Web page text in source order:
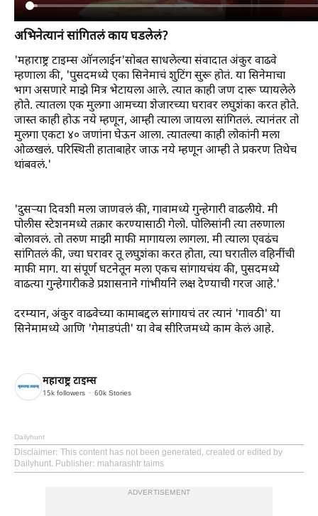
अभिनेत्यानं सांगितलं काय घडलेलं?
'महाराष्ट्र टाइम्स ऑनलाईन'सोबत साधलेल्या संवादात अंकुर वाढवे
म्हणाला की, 'पुसदमध्ये एका सिनेमाचं शुटिंग सुरू होतं. या सिनेमाचा
भाग असणारे माझे मित्र भेटायला आले. त्यात काही जण दारू प्यायलेले
होते. त्यातला एक मुलगा आमच्या शेजारच्या घरावर लघुशंका करत होते.
जास्त काही होऊ नये म्हणून, आम्ही त्याला जायला सांगितलं. त्यानंतर तो
मुलगा एकटा ४० जणांना घेऊन आला. त्यातल्या काही लोकांनी मला
ओळखलं. परिस्थिती हाताबाहेर जाऊ नये म्हणून आम्ही ते प्रकरण तिथेच
थांबवलं.'
'दुसऱ्या दिवशी मला जाणवलं की, गावामध्ये गुन्हेगारी वाढलीये. मी
पोलीस स्टेशनमध्ये तक्रार करण्यासाठी गेलो. पोलिसांनी त्या तरुणाला
बोलावलं. तो तरुण माझी माफी मागायला लागला. मी त्याला एवढंच
सांगितलं की, ज्या घरावर तू लघुशंका करत होता, त्या घरातील वहिनींची
माफी माग. या संपूर्ण घटनेतून मला एकच सांगायचंय की, पुसदमध्ये
वाढत्या गुन्हेगारीकडे प्रशासनाने गांभीर्याने लक्ष देण्याची गरज आहे.'
दरम्यान, अंकुर वाढवेच्या कामाबद्दल सांगायचं तर त्यानं 'गावठी' या
सिनेमामध्ये आणि 'गेमाडपंती' या वेब सीरिजमध्ये काम केलं आहे.
महाराष्ट्र टाइम्स
15k followers 60k Stories
Dailyhunt
Disclaimer: This content has not been generated, created or edited by
Dailyhunt. Publisher: maharashtr taims
ADVERTISEMENT